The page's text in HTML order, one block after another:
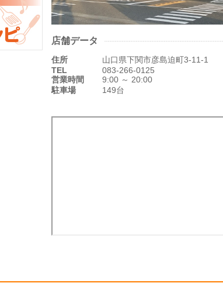
店舗データ
住所
山口県下関市彦島迫町3-11-1
TEL
083-266-0125
営業時間
9:00 ～ 20:00
駐車場
149台